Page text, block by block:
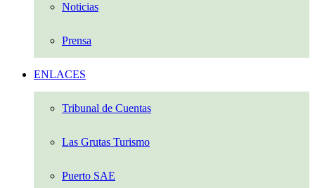
Noticias
Prensa
ENLACES
Tribunal de Cuentas
Las Grutas Turismo
Puerto SAE